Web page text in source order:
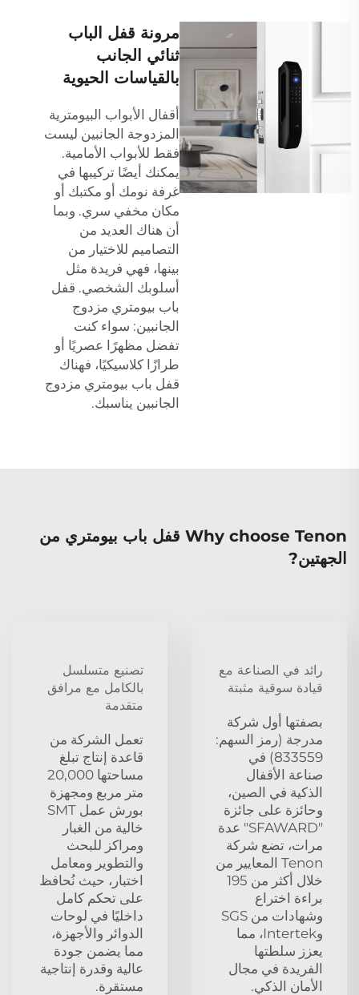
مرونة قفل الباب
ثنائي الجانب
بالقياسات الحيوية
أقفال الأبواب البيومترية
المزدوجة الجانبين ليست
فقط للأبواب الأمامية.
يمكنك أيضًا تركيبها في
غرفة نومك أو مكتبك أو
مكان مخفي سري. وبما
أن هناك العديد من
التصاميم للاختيار من
بينها، فهي فريدة مثل
أسلوبك الشخصي. قفل
باب بيومتري مزدوج
الجانبين: سواء كنت
تفضل مظهرًا عصريًا أو
طرازًا كلاسيكيًا، فهناك
قفل باب بيومتري مزدوج
الجانبين يناسبك.
Why choose Tenon قفل باب بيومتري من
الجهتين?
رائد في الصناعة مع
قيادة سوقية مثبتة
بصفتها أول شركة
مدرجة (رمز السهم:
833559) في
صناعة الأقفال
الذكية في الصين،
وحائزة على جائزة
"SFAWARD" عدة
مرات، تضع شركة
Tenon المعايير من
خلال أكثر من 195
براءة اختراع
وشهادات من SGS
وIntertek، مما
يعزز سلطتها
الفريدة في مجال
الأمان الذكي.
تصنيع متسلسل
بالكامل مع مرافق
متقدمة
تعمل الشركة من
قاعدة إنتاج تبلغ
مساحتها 20,000
متر مربع ومجهزة
بورش عمل SMT
خالية من الغبار
ومراكز للبحث
والتطوير ومعامل
اختبار، حيث نُحافظ
على تحكم كامل
داخليًا في لوحات
الدوائر والأجهزة،
مما يضمن جودة
عالية وقدرة إنتاجية
مستقرة.